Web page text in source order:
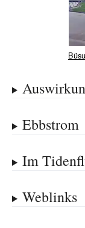
Ebbstrom
Im
Weblinks